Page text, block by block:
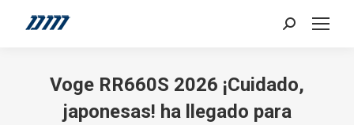
Search:
Voge RR660S 2026 ¡Cuidado,
japonesas! ha llegado para